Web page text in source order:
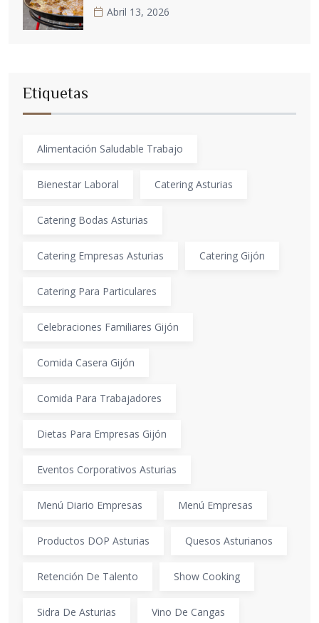
Abril 13, 2026
Etiquetas
Alimentación Saludable Trabajo
Bienestar Laboral Catering Asturias
Catering Bodas Asturias
Catering Empresas Asturias Catering Gijón
Catering Para Particulares
Celebraciones Familiares Gijón
Comida Casera Gijón
Comida Para Trabajadores
Dietas Para Empresas Gijón
Eventos Corporativos Asturias
Menú Diario Empresas Menú Empresas
Productos DOP Asturias Quesos Asturianos
Retención De Talento Show Cooking
Sidra De Asturias Vino De Cangas